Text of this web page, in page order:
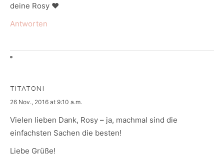
deine Rosy ♥
Antworten
TITATONI
says:
26 Nov., 2016 at 9:10 a.m.
Vielen lieben Dank, Rosy – ja, machmal sind die
einfachsten Sachen die besten!
Liebe Grüße!